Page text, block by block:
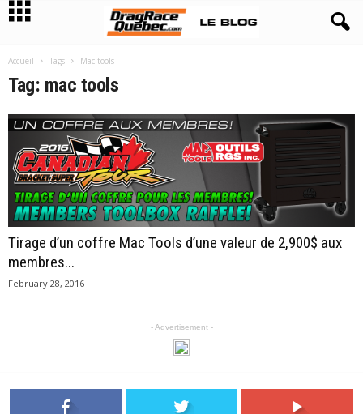
Accueil Tags Mac tools
Tag: mac tools
Tirage d’un coffre Mac Tools d’une valeur de 2,900$ aux
membres...
February 28, 2016
- Advertisement -